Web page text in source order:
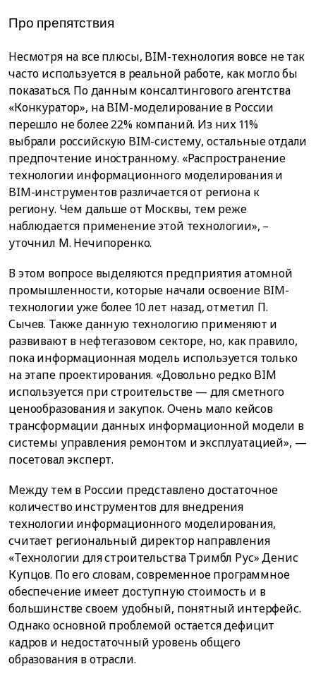
Про препятствия
Несмотря на все плюсы, BIM-технология вовсе не так
часто используется в реальной работе, как могло бы
показаться. По данным консалтингового агентства
«Конкуратор», на BIM-моделирование в России
перешло не более 22% компаний. Из них 11%
выбрали российскую BIM-систему, остальные отдали
предпочтение иностранному. «Распространение
технологии информационного моделирования и
BIM-инструментов различается от региона к
региону. Чем дальше от Москвы, тем реже
наблюдается применение этой технологии», –
уточнил М. Нечипоренко.
В этом вопросе выделяются предприятия атомной
промышленности, которые начали освоение BIM-
технологии уже более 10 лет назад, отметил П.
Сычев. Также данную технологию применяют и
развивают в нефтегазовом секторе, но, как правило,
пока информационная модель используется только
на этапе проектирования. «Довольно редко BIM
используется при строительстве — для сметного
ценообразования и закупок. Очень мало кейсов
трансформации данных информационной модели в
системы управления ремонтом и эксплуатацией», —
посетовал эксперт.
Между тем в России представлено достаточное
количество инструментов для внедрения
технологии информационного моделирования,
считает региональный директор направления
«Технологии для строительства Тримбл Рус» Денис
Купцов. По его словам, современное программное
обеспечение имеет доступную стоимость и в
большинстве своем удобный, понятный интерфейс.
Однако основной проблемой остается дефицит
кадров и недостаточный уровень общего
образования в отрасли.